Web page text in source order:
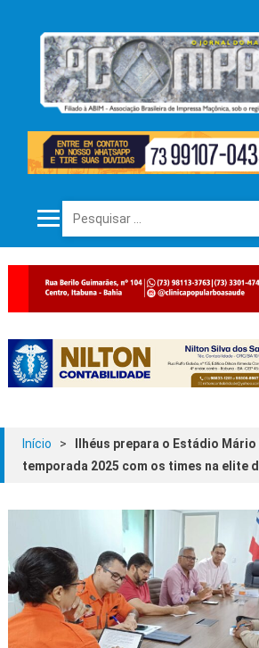
Pesquisar por:
Início >
Ilhéus prepara o Estádio
temporada 2025 com os times na elite